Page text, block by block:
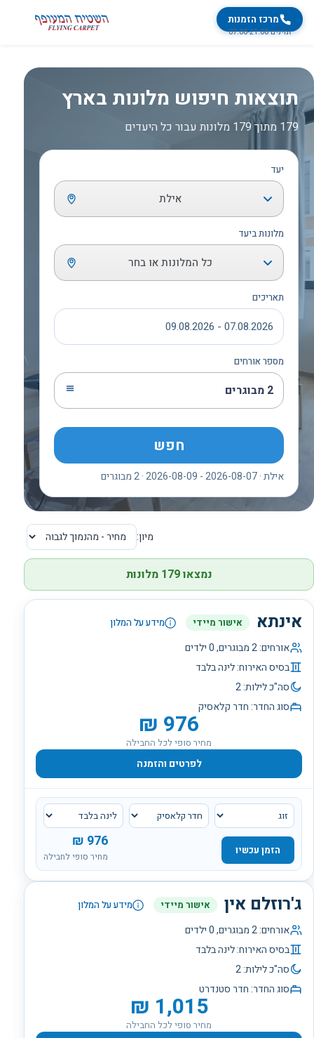
מרכז הזמנות
זמינים 07:00-21:00
תוצאות חיפוש מלונות בארץ
179 מתוך 179 מלונות עבור כל היעדים
יעד
אילת
מלונות ביעד
כל המלונות או בחר
תאריכים
07.08.2026 - 09.08.2026
מספר אורחים
2 מבוגרים
חפש
אילת · 2026-08-07 - 2026-08-09 · 2 מבוגרים
מיון:
נמצאו 179 מלונות
אינתא אישור מיידי מידע על המלון
אורחים:2מבוגרים,0ילדים
בסיס האירוח:לינה בלבד
סה"כ לילות:2
סוג החדר:חדר קלאסיק
976
₪
מחיר סופי לכל החבילה
לפרטים והזמנה
976
₪
מחיר סופי לחבילה
הזמן עכשיו
ג'רוזלם אין אישור מיידי מידע על המלון
אורחים:2מבוגרים,0ילדים
בסיס האירוח:לינה בלבד
סה"כ לילות:2
סוג החדר:חדר סטנדרט
1,015
₪
מחיר סופי לכל החבילה